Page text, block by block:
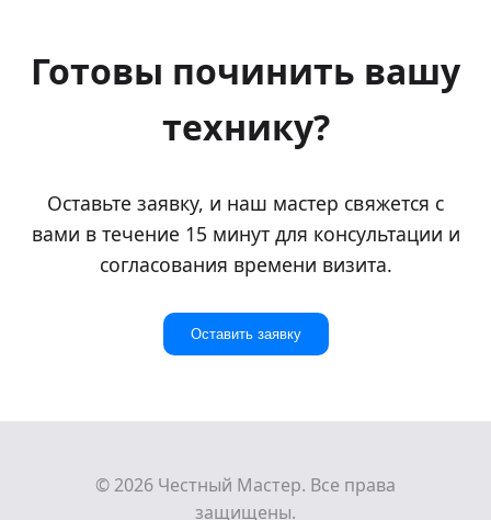
Готовы починить вашу
технику?
Оставьте заявку, и наш мастер свяжется с
вами в течение 15 минут для консультации и
согласования времени визита.
Оставить заявку
© 2026 Честный Мастер. Все права
защищены.